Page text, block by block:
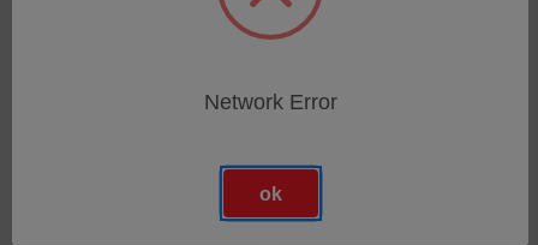
XHH04, IT
SKU: 64005606
Network Error
ok